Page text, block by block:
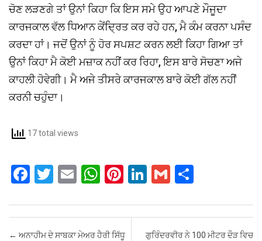
ਚੋਣ ਲੜਣਗੇ ਤਾਂ ਉਨਾਂ ਕਿਹਾ ਕਿ ਇਸ ਸਮੇ ਉਹ ਆਪਣੇ ਮੌਜੂਦਾ
ਕਾਰਜਕਾਲ ਵੱਲ ਧਿਆਨ ਕੇਂਦ੍ਰਿਤ ਕਰ ਰਹੇ ਹਨ, ਮੈ ਕੰਮ ਕਰਨਾ ਪਸੰਦ
ਕਰਦਾ ਹਾਂ। ਜਦੋਂ ਉਨਾਂ ਨੂੰ ਹੋਰ ਸਪਸ਼ਟ ਕਰਨ ਲਈ ਕਿਹਾ ਗਿਆ ਤਾਂ
ਉਨਾਂ ਕਿਹਾ ਮੈ ਕੋਈ ਮਜ਼ਾਕ ਨਹੀਂ ਕਰ ਰਿਹਾ, ਇਸ ਬਾਰੇ ਸੋਚਣਾ ਅਜੇ
ਕਾਹਲੀ ਹੋਵੇਗੀ। ਮੈ ਅਜੇ ਤੀਸਰੇ ਕਾਰਜਕਾਲ ਬਾਰੇ ਕੋਈ ਗੱਲ ਨਹੀਂ
ਕਰਨੀ ਚਹੁੰਦਾ।
17 total views
F
ce
b
T
tt
er
E
ail
W
at
s
Pi
er
es
Li
ke
dI
G
ail ar
e
Post navigation
← ਅਨਾਹੀਮ ਦੇ ਸਾਬਕਾ ਮੇਅਰ ਹੈਰੀ ਸਿੱਧੂ
ਗੁਰਿੰਦਰਵੀਰ ਨੇ 100 ਮੀਟਰ ਦੌੜ ਵਿਚ